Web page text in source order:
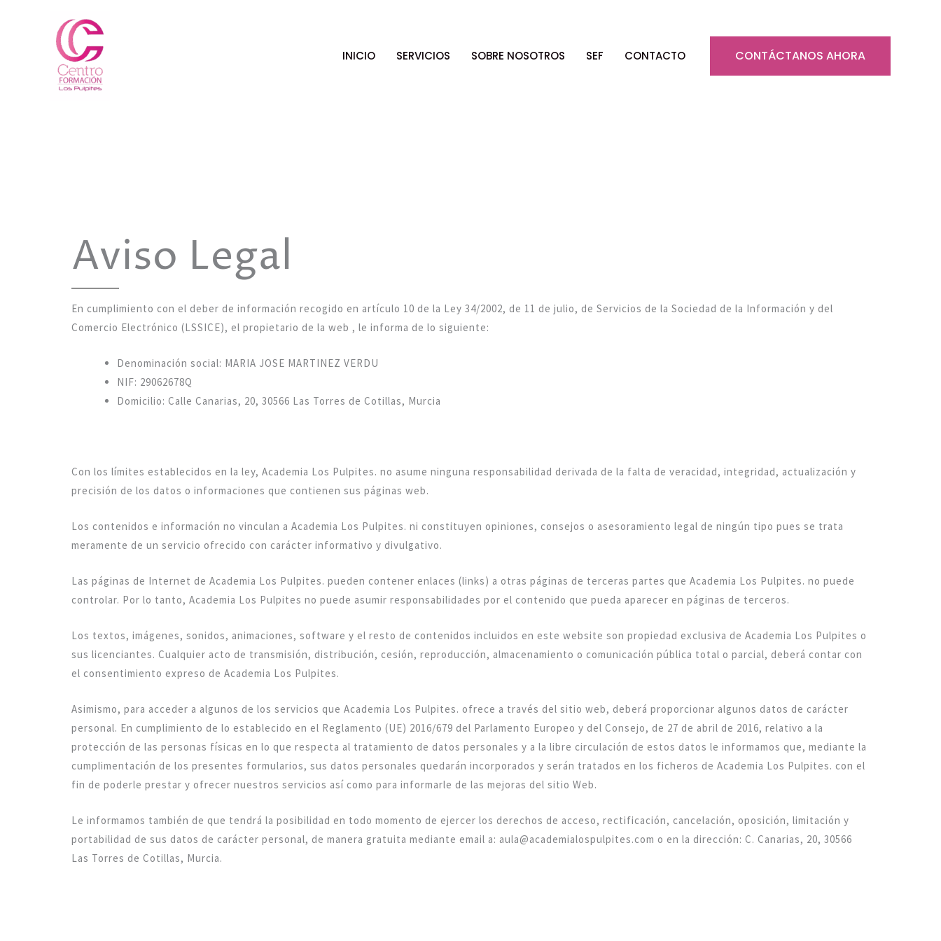
INICIO SERVICIOS SOBRE NOSOTROS SEF CONTACTO CONTÁCTANOS AHORA
Aviso Legal
En cumplimiento con el deber de información recogido en artículo 10 de la Ley 34/2002, de 11 de julio, de Servicios de la Sociedad de la Información y del
Comercio Electrónico (LSSICE), el propietario de la web , le informa de lo siguiente:
Denominación social: MARIA JOSE MARTINEZ VERDU
NIF: 29062678Q
Domicilio: Calle Canarias, 20, 30566 Las Torres de Cotillas, Murcia
Con los límites establecidos en la ley, Academia Los Pulpites. no asume ninguna responsabilidad derivada de la falta de veracidad, integridad, actualización y
precisión de los datos o informaciones que contienen sus páginas web.
Los contenidos e información no vinculan a Academia Los Pulpites. ni constituyen opiniones, consejos o asesoramiento legal de ningún tipo pues se trata
meramente de un servicio ofrecido con carácter informativo y divulgativo.
Las páginas de Internet de Academia Los Pulpites. pueden contener enlaces (links) a otras páginas de terceras partes que Academia Los Pulpites. no puede
controlar. Por lo tanto, Academia Los Pulpites no puede asumir responsabilidades por el contenido que pueda aparecer en páginas de terceros.
Los textos, imágenes, sonidos, animaciones, software y el resto de contenidos incluidos en este website son propiedad exclusiva de Academia Los Pulpites o
sus licenciantes. Cualquier acto de transmisión, distribución, cesión, reproducción, almacenamiento o comunicación pública total o parcial, deberá contar con
el consentimiento expreso de Academia Los Pulpites.
Asimismo, para acceder a algunos de los servicios que Academia Los Pulpites. ofrece a través del sitio web, deberá proporcionar algunos datos de carácter
personal. En cumplimiento de lo establecido en el Reglamento (UE) 2016/679 del Parlamento Europeo y del Consejo, de 27 de abril de 2016, relativo a la
protección de las personas físicas en lo que respecta al tratamiento de datos personales y a la libre circulación de estos datos le informamos que, mediante la
cumplimentación de los presentes formularios, sus datos personales quedarán incorporados y serán tratados en los ficheros de Academia Los Pulpites. con el
fin de poderle prestar y ofrecer nuestros servicios así como para informarle de las mejoras del sitio Web.
Le informamos también de que tendrá la posibilidad en todo momento de ejercer los derechos de acceso, rectificación, cancelación, oposición, limitación y
portabilidad de sus datos de carácter personal, de manera gratuita mediante email a: aula@academialospulpites.com o en la dirección: C. Canarias, 20, 30566
Las Torres de Cotillas, Murcia.